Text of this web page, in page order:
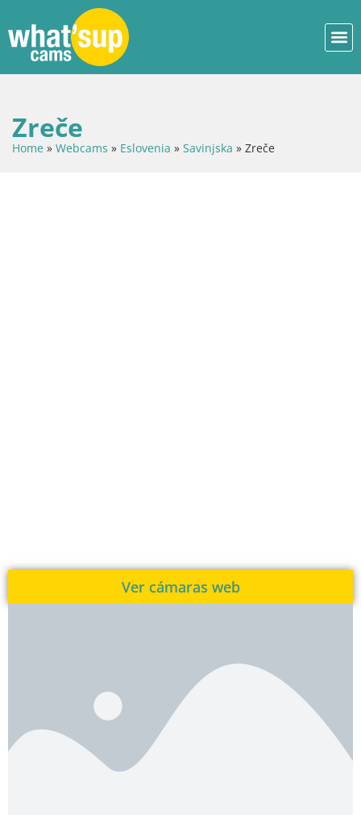
Zreče
Home » Webcams » Eslovenia » Savinjska » Zreče
Ver cámaras web